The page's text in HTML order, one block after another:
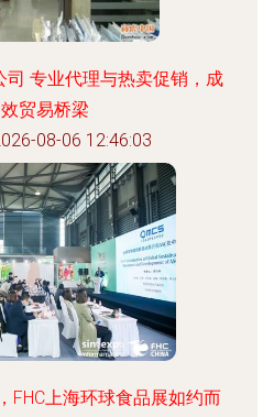
司 专业代理与热卖促销，成
贸易桥梁
08-06 12:46:03
FHC上海环球食品展如约而